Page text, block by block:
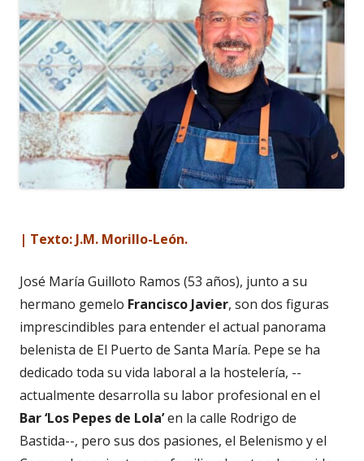
| Texto: J.M. Morillo-León.
José María Guilloto Ramos (53 años), junto a su
hermano gemelo Francisco Javier, son dos figuras
imprescindibles para entender el actual panorama
belenista de El Puerto de Santa María. Pepe se ha
dedicado toda su vida laboral a la hostelería, --
actualmente desarrolla su labor profesional en el
Bar ‘Los Pepes de Lola’en la calle Rodrigo de
Bastida--, pero sus dos pasiones, el Belenismo y el